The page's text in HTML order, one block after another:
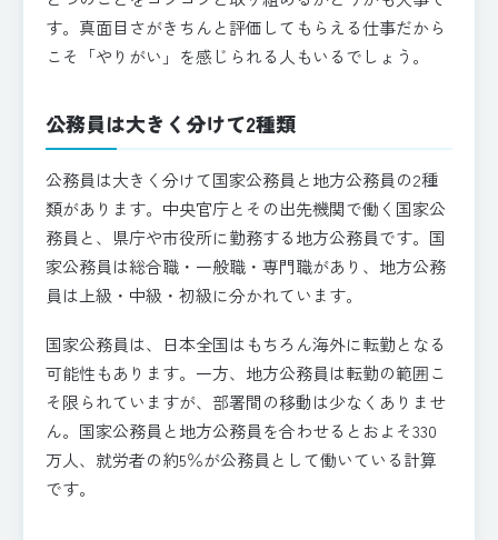
す。真面目さがきちんと評価してもらえる仕事だから
こそ「やりがい」を感じられる人もいるでしょう。
公務員は大きく分けて2種類
公務員は大きく分けて国家公務員と地方公務員の2種
類があります。中央官庁とその出先機関で働く国家公
務員と、県庁や市役所に勤務する地方公務員です。国
家公務員は総合職・一般職・専門職があり、地方公務
員は上級・中級・初級に分かれています。
国家公務員は、日本全国はもちろん海外に転勤となる
可能性もあります。一方、地方公務員は転勤の範囲こ
そ限られていますが、部署間の移動は少なくありませ
ん。国家公務員と地方公務員を合わせるとおよそ330
万人、就労者の約5％が公務員として働いている計算
です。